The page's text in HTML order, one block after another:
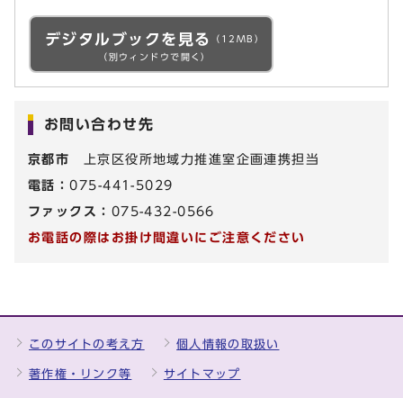
デジタルブックを見る
（12MB）
（別ウィンドウで開く）
お問い合わせ先
京都市 上京区役所地域力推進室企画連携担当
電話：075-441-5029
ファックス： 075-432-0566
お電話の際はお掛け間違いにご注意ください
このサイトの考え方 個人情報の取扱い
著作権・リンク等 サイトマップ